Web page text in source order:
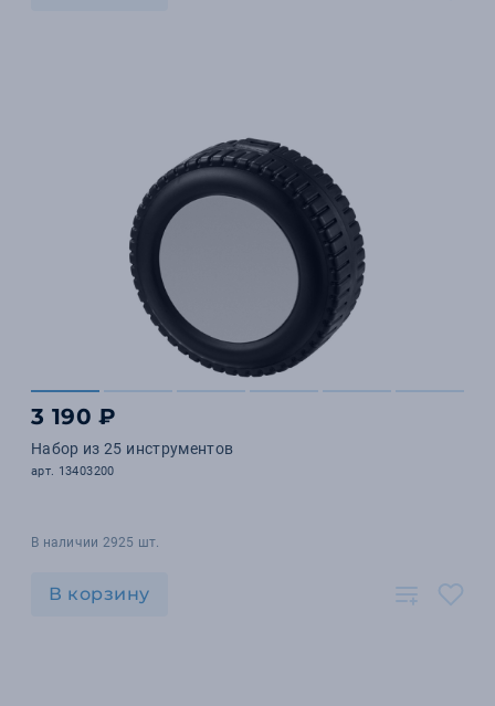
3 190 ₽
Набор из 25 инструментов
арт. 13403200
В наличии 2925 шт.
В корзину